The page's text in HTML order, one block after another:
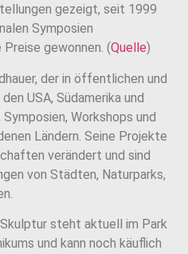
gezeigt, seit 1999
Symposien
gewonnen. (Quelle)
der in öffentlichen und
USA, Südamerika und
Workshops und
Ländern. Seine Projekte
verändert und sind
von Städten, Naturparks,
steht aktuell im Park
und kann noch käuflich